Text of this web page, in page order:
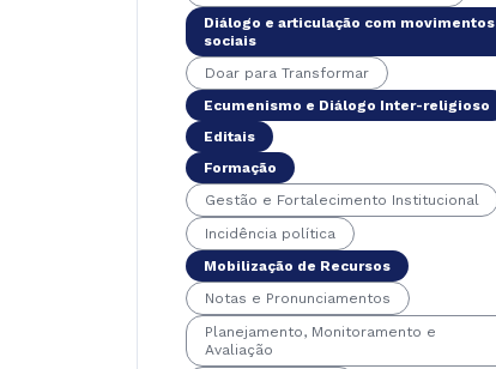
Diálogo e articulação com movimentos
sociais
Doar para Transformar
Ecumenismo e Diálogo Inter-religioso
Editais
Formação
Gestão e Fortalecimento Institucional
Incidência política
Mobilização de Recursos
Notas e Pronunciamentos
Planejamento, Monitoramento e
Avaliação